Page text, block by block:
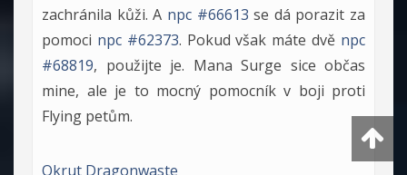
zachránila kůži. A npc #66613 se dá porazit za
pomoci npc #62373. Pokud však máte dvě npc
#68819, použijte je. Mana Surge sice občas
mine, ale je to mocný pomocník v boji proti
Flying petům.
Okrut Dragonwaste